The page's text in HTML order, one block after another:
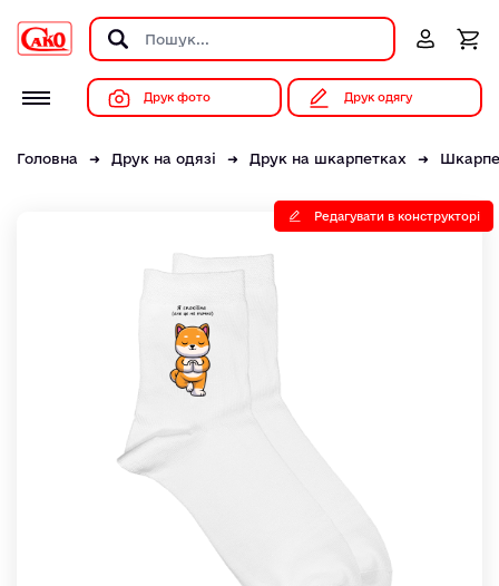
Друк фото Друк одягу
Головна Друк на одязі Друк на шкарпетках
Редагувати в конструкторі